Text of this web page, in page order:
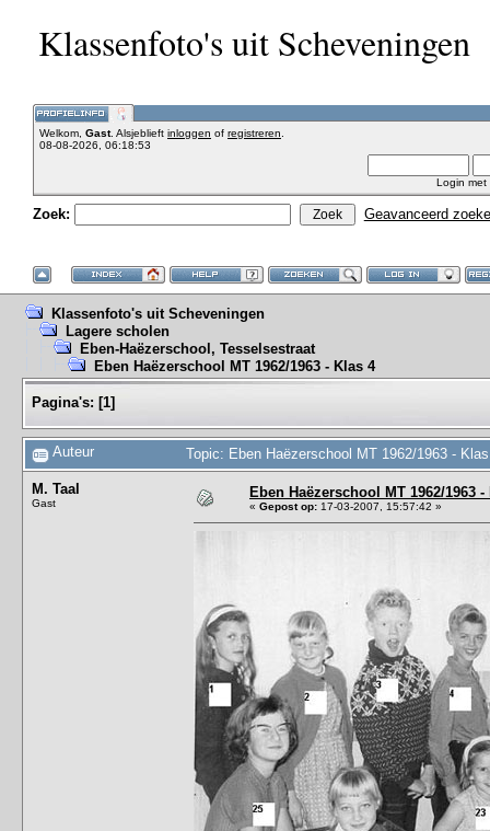
Klassenfoto's uit Scheveningen
Welkom, Gast. Alsjeblieft inloggen of registreren
08-08-2026, 06:18:53
Login met
Zoek: Geavanceerd
Klassenfoto's uit Scheveningen
Lagere scholen
Eben-Haëzerschool, Tesselsestraat
Eben Haëzerschool MT 1962/1963 - Klas 4
Pagina's: [1]
Auteur Topic: Eben Haëzerschool MT 1962/1963 -
M. Taal
Gast
Eben Haëzerschool MT 1962/1963 -
« Gepost op: 17-03-2007, 15:57:42 »